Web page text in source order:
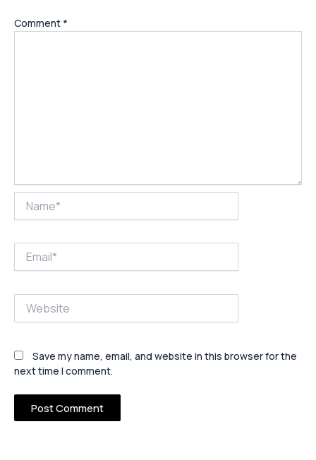
Comment *
Save my name, email, and website in this browser for the
next time I comment.